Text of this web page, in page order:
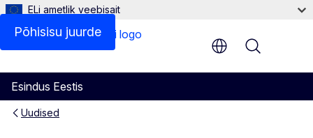
Põhisisu juurde
ELi ametlik veebisait
Esindus Eestis
Menu
Uudised